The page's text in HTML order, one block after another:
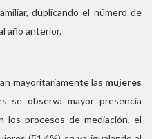
duplicando el número de
año anterior.
mayoritariamente las mujeres
se observa mayor presencia
los procesos de mediación, el